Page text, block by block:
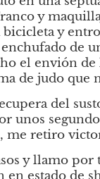
y
bicicleta y
de
el envión
de judo que
del
unos
me retiro
y llamo